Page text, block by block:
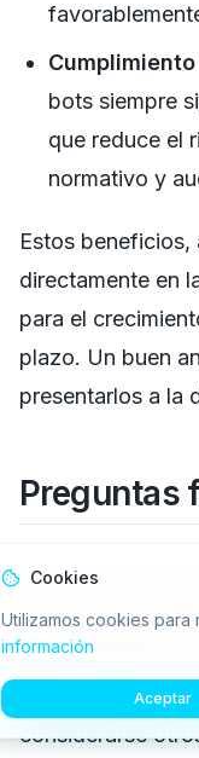
bots siempre
que reduce el
normativo y
Estos beneficios,
directamente en
para el
plazo. Un buen
presentarlos a la
Preguntas
¿Es el ROI el
implementar
No, aunque el
considerarse
Cookies
Utilizamos cookies para
información
Aceptar